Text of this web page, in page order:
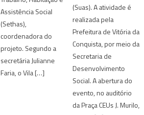
Assistência Social
(Sethas),
coordenadora do
projeto. Segundo a
secretária Julianne
Faria, o Vila […]
(Suas). A atividade é
realizada pela
Prefeitura de Vitória da
Conquista, por meio da
Secretaria de
Desenvolvimento
Social. A abertura do
evento, no auditório
da Praça CEUs J. Murilo,